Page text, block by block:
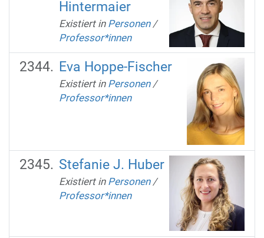
Hintermaier
Existiert in Personen /
Professor*innen
Eva Hoppe-Fischer
Existiert in Personen /
Professor*innen
Stefanie J. Huber
Existiert in Personen /
Professor*innen